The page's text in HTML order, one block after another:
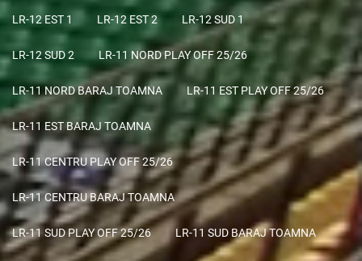
LR-12 EST 1 LR-12 EST 2 LR-12 SUD 1
LR-12 SUD 2 LR-11 NORD PLAY OFF 25/26
LR-11 NORD BARAJ TOAMNA LR-11 EST PLAY OFF 25/26
LR-11 EST BARAJ TOAMNA
LR-11 CENTRU PLAY OFF 25/26
LR-11 CENTRU BARAJ TOAMNA
LR-11 SUD PLAY OFF 25/26 LR-11 SUD BARAJ TOAMNA